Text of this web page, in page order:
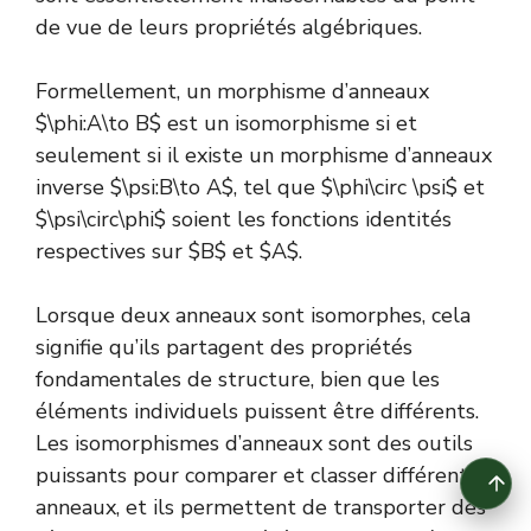
de vue de leurs propriétés algébriques.
Formellement, un morphisme d’anneaux
$\phi:A\to B$ est un isomorphisme si et
seulement si il existe un morphisme d’anneaux
inverse $\psi:B\to A$, tel que $\phi\circ \psi$ et
$\psi\circ\phi$ soient les fonctions identités
respectives sur $B$ et $A$.
Lorsque deux anneaux sont isomorphes, cela
signifie qu’ils partagent des propriétés
fondamentales de structure, bien que les
éléments individuels puissent être différents.
Les isomorphismes d’anneaux sont des outils
puissants pour comparer et classer différents
anneaux, et ils permettent de transporter des